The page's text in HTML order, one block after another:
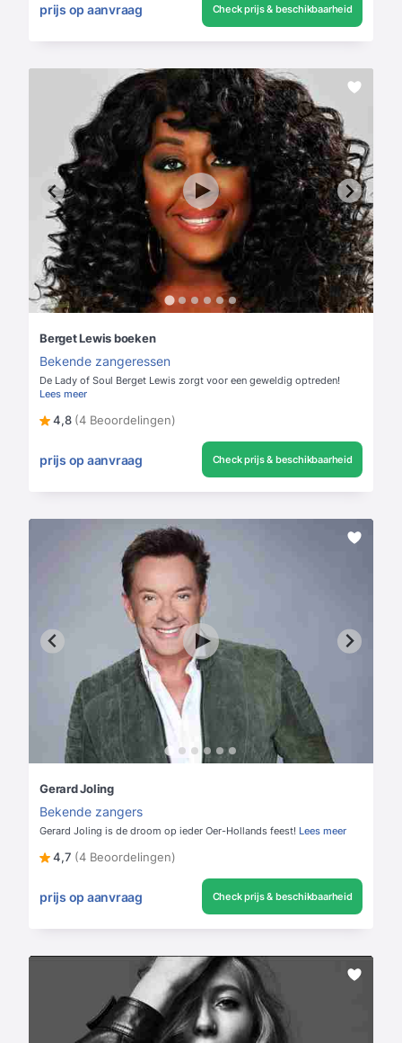
prijs op aanvraag Check prijs & beschikbaarheid
Berget Lewis boeken
Bekende zangeressen
De Lady of Soul Berget Lewis zorgt voor een geweldig optreden!
Lees meer
4,8 (4 Beoordelingen)
prijs op aanvraag Check prijs & beschikbaarheid
Gerard Joling
Bekende zangers
Gerard Joling is de droom op ieder Oer-Hollands feest! Lees meer
4,7 (4 Beoordelingen)
prijs op aanvraag Check prijs & beschikbaarheid